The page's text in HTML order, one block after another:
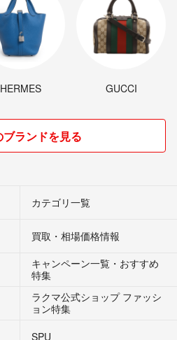
HERMES GUCCI
ランドを見る
カテゴリ一覧
買取・相場価格情報
キャンペーン一覧・おすすめ
特集
ラクマ公式ショップ ファッシ
ョン特集
SPU